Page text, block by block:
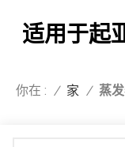
适用于起
你在 : / 家 / 蒸